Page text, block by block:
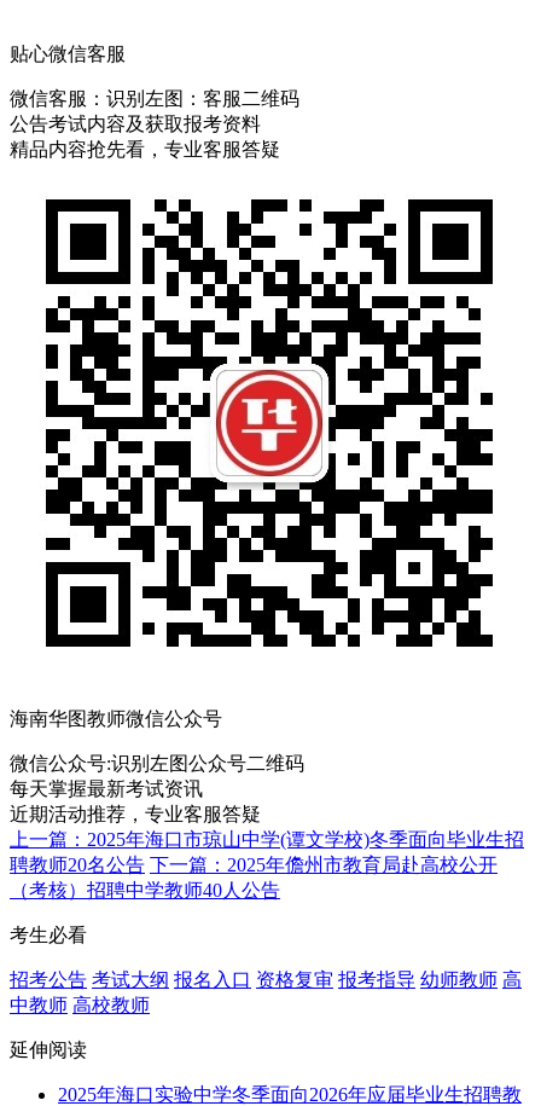
贴心微信客服
微信客服： 识别左图：客服二维码
公告考试内容及获取报考资料
精品内容抢先看，专业客服答疑
海南华图教师微信公众号
微信公众号:识别左图公众号二维码
每天掌握最新考试资讯
近期活动推荐，专业客服答疑
上一篇：2025年海口市琼山中学(谭文学校)冬季面向毕业生招
聘教师20名公告 下一篇：2025年儋州市教育局赴高校公开
（考核）招聘中学教师40人公告
考生必看
招考公告 考试大纲 报名入口 资格复审 报考指导 幼师教师 高
中教师 高校教师
延伸阅读
2025年海口实验中学冬季面向2026年应届毕业生招聘教